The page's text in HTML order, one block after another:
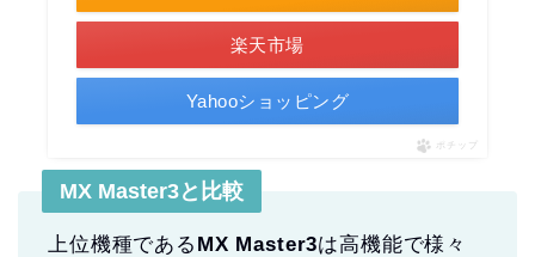
楽天市場
Yahooショッピング
ポチップ
MX Master3と比較
上位機種である MX Master3は高機能で様々